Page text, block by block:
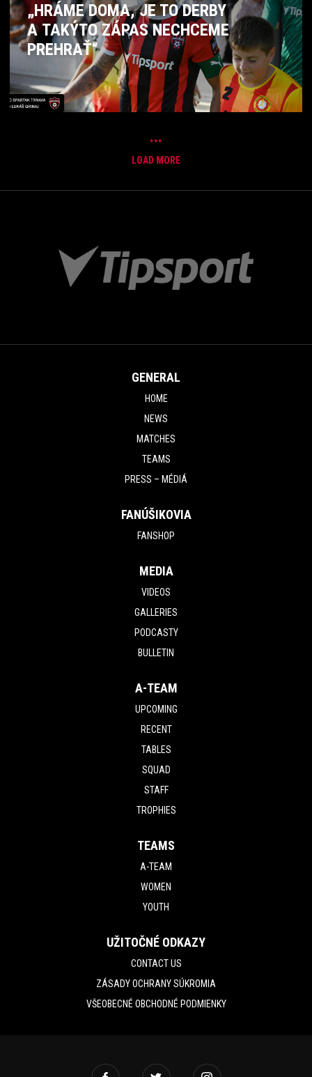
„HRÁME DOMA, JE TO DERBY
A TAKÝTO ZÁPAS NECHCEME
PREHRAŤ“
...
LOAD MORE
GENERAL
HOME
NEWS
MATCHES
TEAMS
PRESS – MÉDIÁ
FANÚŠIKOVIA
FANSHOP
MEDIA
VIDEOS
GALLERIES
PODCASTY
BULLETIN
A-TEAM
UPCOMING
RECENT
TABLES
SQUAD
STAFF
TROPHIES
TEAMS
A-TEAM
WOMEN
YOUTH
UŽITOČNÉ ODKAZY
CONTACT US
ZÁSADY OCHRANY SÚKROMIA
VŠEOBECNÉ OBCHODNÉ PODMIENKY